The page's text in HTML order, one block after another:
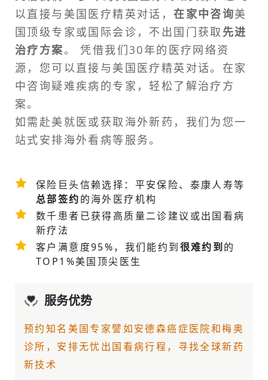
以直接与美国医疗精英对话，在家中咨询美
国顶级专家或国际会诊 ，不出国门获取 先进
治疗方案。 凭借我们30年的医疗网络资
源，您可以直接与美国医疗精英对话。在家
中咨询疑难疾病的专家，轻松了解治疗方
案。
如需 赴美就医或获取海外新药，我们为您一
站式安排海外看病等服务。
保险巨头信赖选择：平安保险、泰康人寿等
总部签约的海外医疗机构
数千患者已获得高质量二诊建议或出国看病
新疗法
客户满意度95%，我们能约到很难约到的
TOP1%美国顶尖医生
服务优势
预约知名美国专家譬如安德森癌症医院和梅奥
诊所，安排无忧出国看病行程，寻找全球新药
新技术